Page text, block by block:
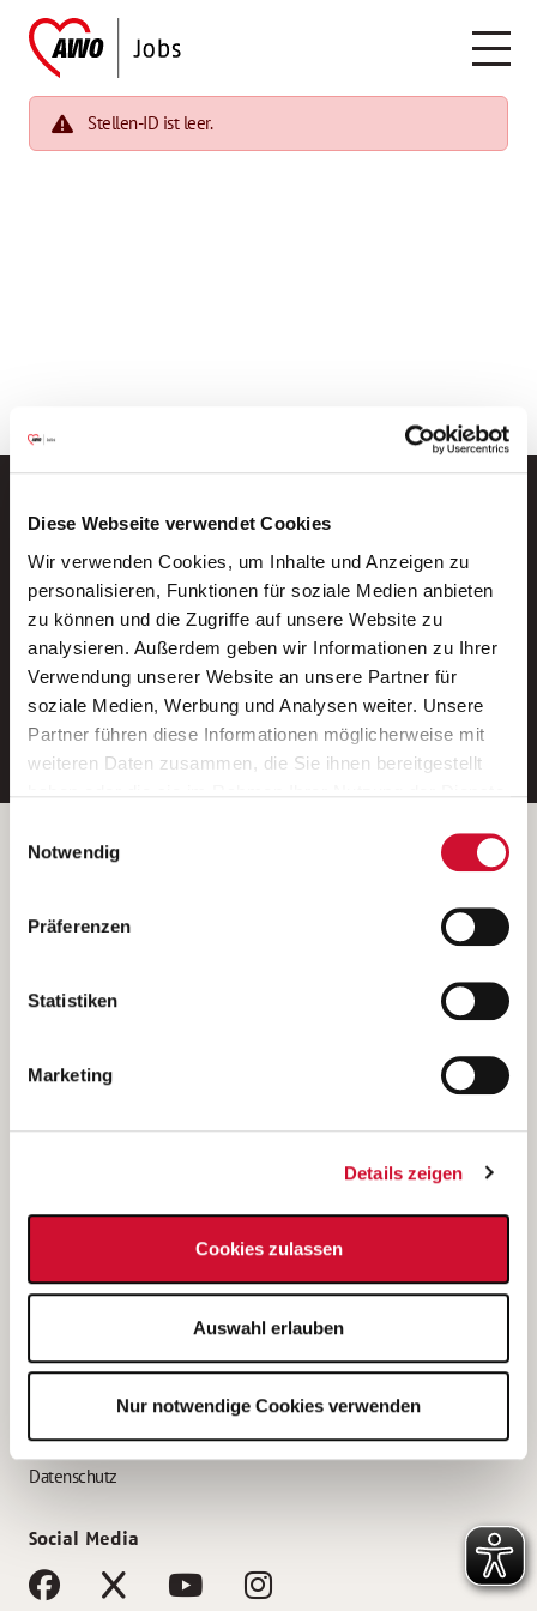
Diese Webseite verwendet Cookies
Wir verwenden Cookies, um Inhalte und Anzeigen zu
personalisieren, Funktionen für soziale Medien anbieten
zu können und die Zugriffe auf unsere Website zu
analysieren. Außerdem geben wir Informationen zu Ihrer
Verwendung unserer Website an unsere Partner für
soziale Medien, Werbung und Analysen weiter. Unsere
Partner führen diese Informationen möglicherweise mit
weiteren Daten zusammen, die Sie ihnen bereitgestellt
Wenn Sie auf „Cookies zulassen“ klicken, so stimmen
Sie der Speicherung sämtlicher Cookies zu. Sie können
Ihre Einwilligung selbstverständlich jederzeit widerrufen,
indem Sie die Cookie-Einstellungen aufrufen und diese
unsererDatenschutzerklärung
Notwendig
Präferenzen
Statistiken
Marketing
Details zeigen
Cookies zulassen
Auswahl erlauben
Nur notwendige Cookies verwenden
Stellen-ID ist leer.
Neue Stellen per E-Mail.
Ein kostenloser Service von AWO
Jobs.
E-Mail-Adresse eintragen
Betreiber der Webseite
Kantstraße 45a
(Ein Tochterunternehmen des AWO Bezirksverbandes Unterfranken
e.V.)
Bewerbung als Altenpflegehelfer*in
Bewerbung als Erzieher*in
AWO Gliederungen nach Bundesland
Impressum
Datenschutz
Social Media